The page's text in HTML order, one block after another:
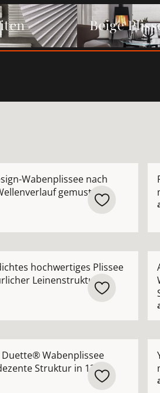
Beige Plissees
Beige
Wabenplissee nach
gemustert
hochwertiges Plissee
Leinenstruktur
Wabenplissee
Struktur in 13